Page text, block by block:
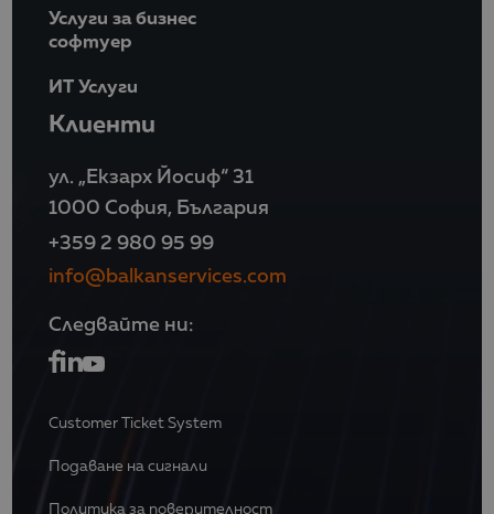
Услуги за бизнес
софтуер
ИТ Услуги
Клиенти
ул. „Екзарх Йосиф“ 31
1000 София, България
+359 2 980 95 99
info@balkanservices.com
Следвайте ни:
Customer Ticket System
Подаване на сигнали
Политика за поверителност